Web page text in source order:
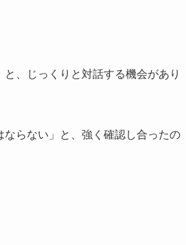
、じっくりと対話する機会があり
らない」と、強く確認し合ったの